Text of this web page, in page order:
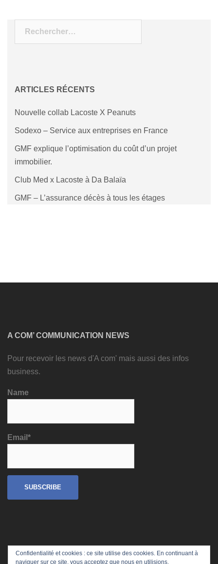
ARTICLES RÉCENTS
Nouvelle collab Lacoste X Peanuts
Sodexo – Service aux entreprises en France
GMF explique l’optimisation du coût d’un projet
immobilier.
Club Med x Lacoste à Da Balaïa
GMF – L’assurance décès à tous les étages
A COM’ COMMUNICATION NEWS
Pour recevoir les news d'A com' mais aussi des infos
business.
Name
Email*
Confidentialité et cookies : ce site utilise des cookies. En continuant à
naviguer sur ce site, vous acceptez que nous en utilisions.